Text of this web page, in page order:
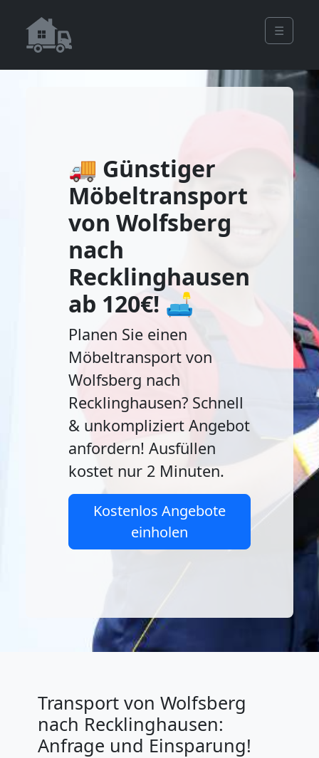
☰
🚚 Günstiger
Möbeltransport
von Wolfsberg
nach
Recklinghausen
ab 120€! 🛋
Planen Sie einen
Möbeltransport von
Wolfsberg nach
Recklinghausen? Schnell
& unkompliziert Angebot
anfordern! Ausfüllen
kostet nur 2 Minuten.
Kostenlos Angebote
einholen
Transport von Wolfsberg
nach Recklinghausen:
Anfrage und Einsparung!